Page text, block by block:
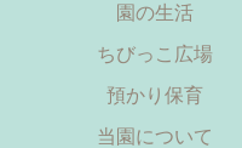
園の生活
ちびっこ広場
預かり保育
当園について